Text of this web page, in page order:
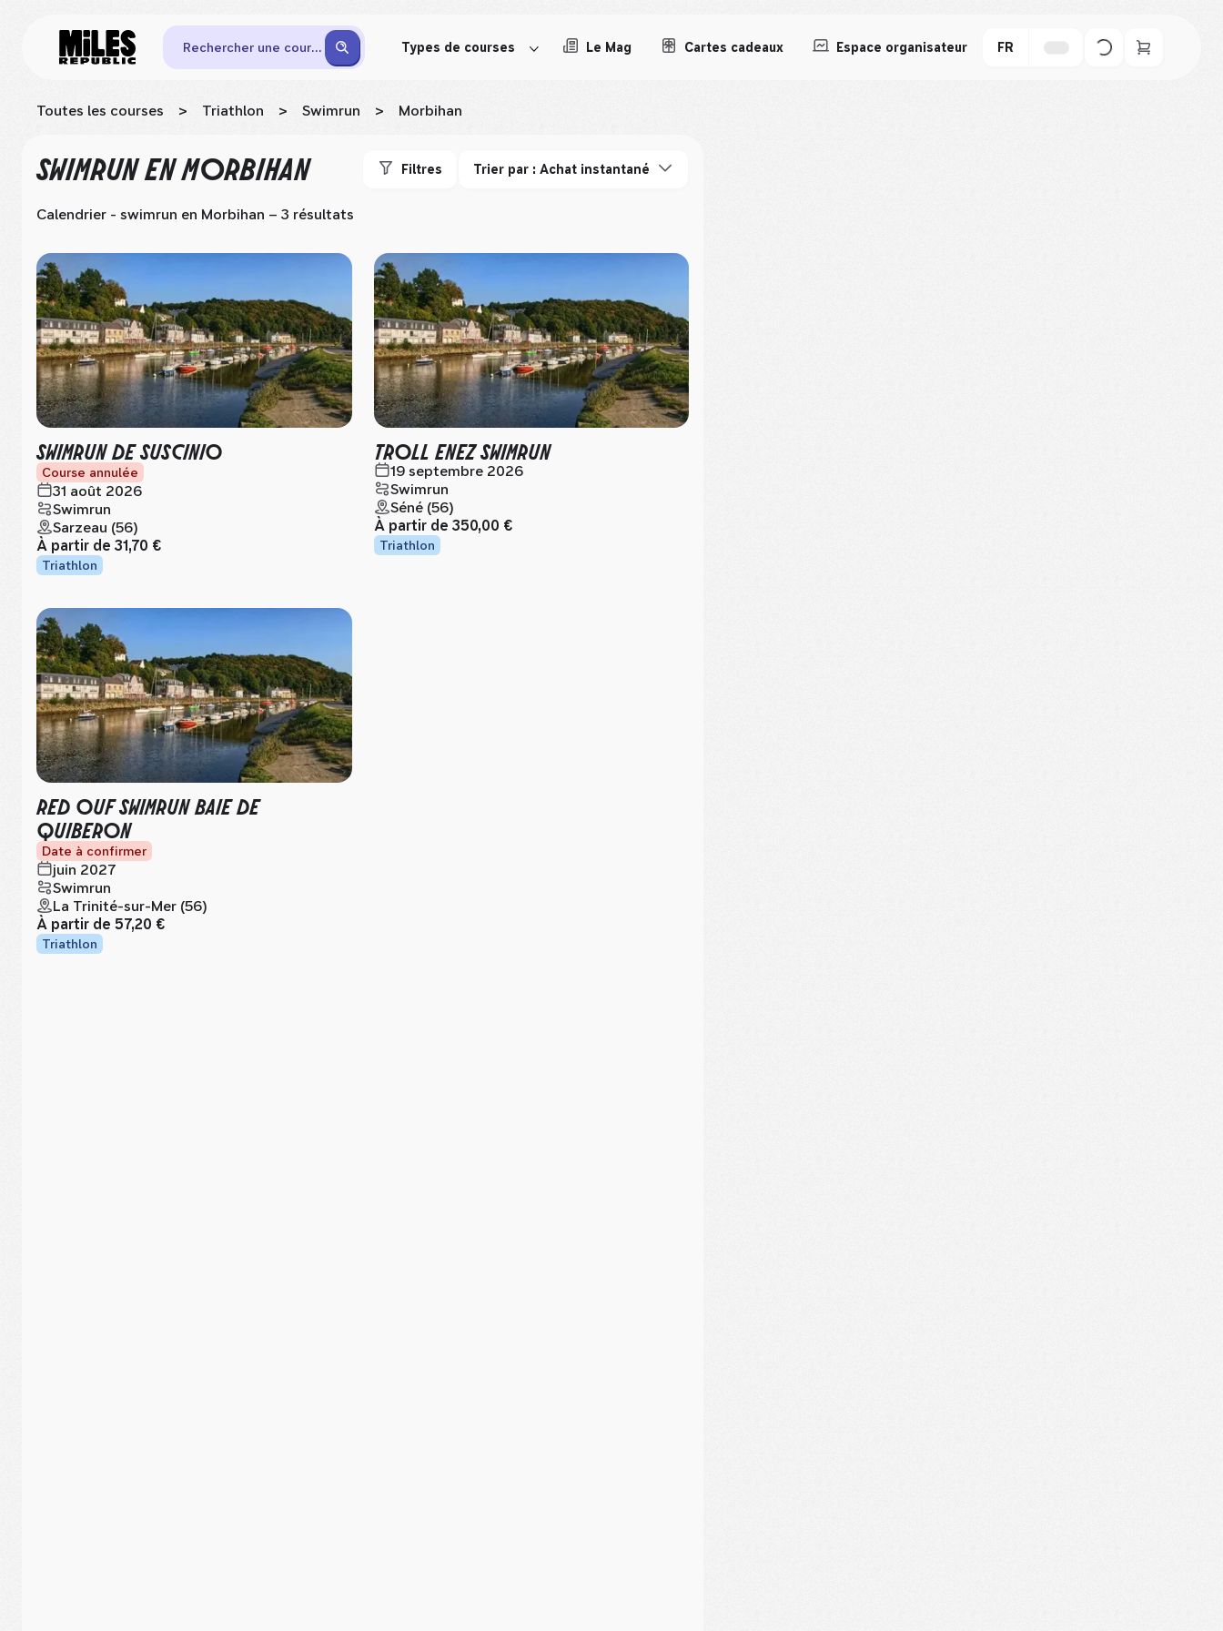
Rechercher une course Types de courses Le Mag Cartes cadeaux Espace organisateur FR
Toutes les courses > Triathlon > Swimrun > Morbihan
SWIMRUNEN MORBIHAN Filtres Trier par : Achat instantané
Calendrier - swimrun en Morbihan – 3 résultats
SWIMRUN DE SUSCINIO
Course annulée
31 août 2026
Swimrun
Sarzeau (56)
À partir de 31,70 €
Triathlon
TROLL ENEZ SWIMRUN
19 septembre 2026
Swimrun
Séné (56)
À partir de 350,00 €
Triathlon
RED OUF SWIMRUN BAIE DE
QUIBERON
Date à confirmer
juin 2027
Swimrun
La Trinité-sur-Mer (56)
À partir de 57,20 €
Triathlon